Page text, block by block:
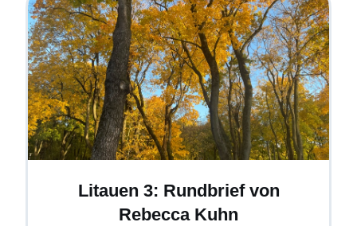
Litauen 3: Rundbrief von
Rebecca Kuhn